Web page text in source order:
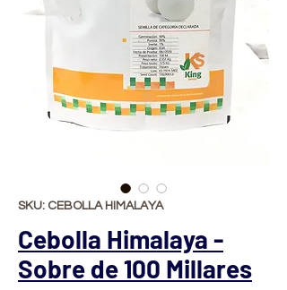
SKU: CEBOLLA HIMALAYA
Cebolla Himalaya -
Sobre de 100 Millares